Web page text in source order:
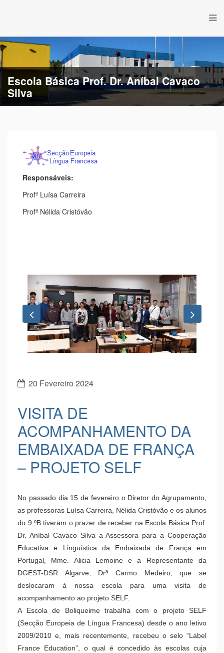
Escola Básica Prof. Dr. Aníbal Cavaco
Silva
Escola Básica de Estação
Responsáveis:
Profª Luísa Carreira
Profª Nélida Cristóvão
VISITA DE
ACOMPANHAMENTO DA
EMBAIXADA DE FRANÇA
– PROJETO SELF
No passado dia 15 de fevereiro o Diretor do Agrupamento,
as professoras Luísa Carreira, Nélida Cristóvão e os alunos
do 9.ºB tiveram o prazer de receber na Escola Básica Prof.
Dr. Aníbal Cavaco Silva a Assessora para a Cooperação
Educativa e Linguística da Embaixada de França em